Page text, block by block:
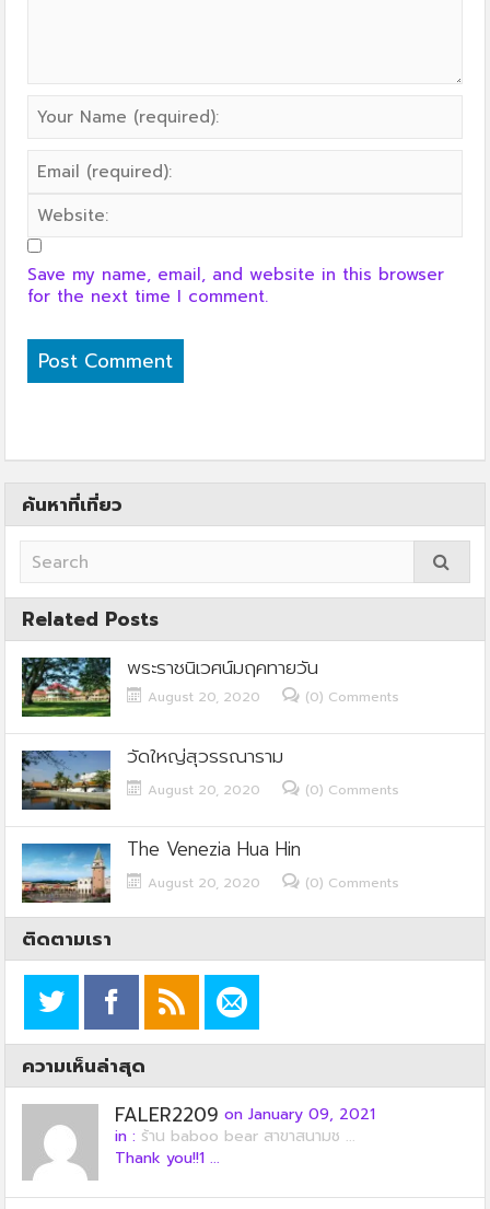
Save my name, email, and website in this browser
for the next time I comment.
ค้นหาที่เที่ยว
Related Posts
พระราชนิเวศน์มฤคทายวัน
August 20, 2020 (0) Comments
วัดใหญ่สุวรรณาราม
August 20, 2020 (0) Comments
The Venezia Hua Hin
August 20, 2020 (0) Comments
ติดตามเรา
ความเห็นล่าสุด
FALER2209 on January 09, 2021
in : ร้าน baboo bear สาขาสนามช ...
Thank you!!1 ...